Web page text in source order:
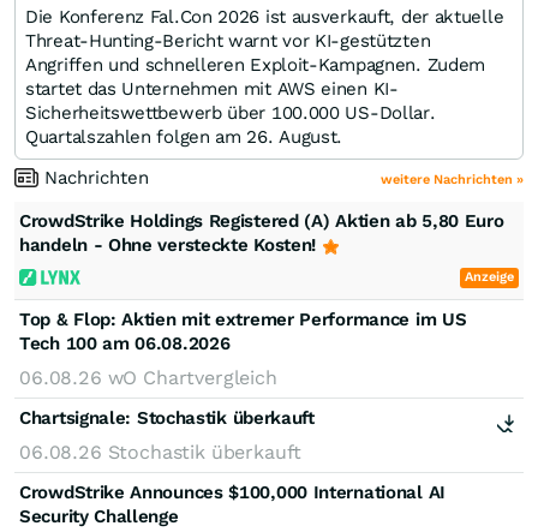
Die Konferenz Fal.Con 2026 ist ausverkauft, der aktuelle
Threat-Hunting-Bericht warnt vor KI-gestützten
Angriffen und schnelleren Exploit-Kampagnen. Zudem
startet das Unternehmen mit AWS einen KI-
Sicherheitswettbewerb über 100.000 US-Dollar.
Quartalszahlen folgen am 26. August.
Nachrichten
weitere Nachrichten »
CrowdStrike Holdings Registered (A) Aktien ab 5,80 Euro
handeln - Ohne versteckte Kosten!
Anzeige
Top & Flop: Aktien mit extremer Performance im US
Tech 100 am 06.08.2026
06.08.26 wO Chartvergleich
Chartsignale: Stochastik überkauft
06.08.26 Stochastik überkauft
CrowdStrike Announces $100,000 International AI
Security Challenge